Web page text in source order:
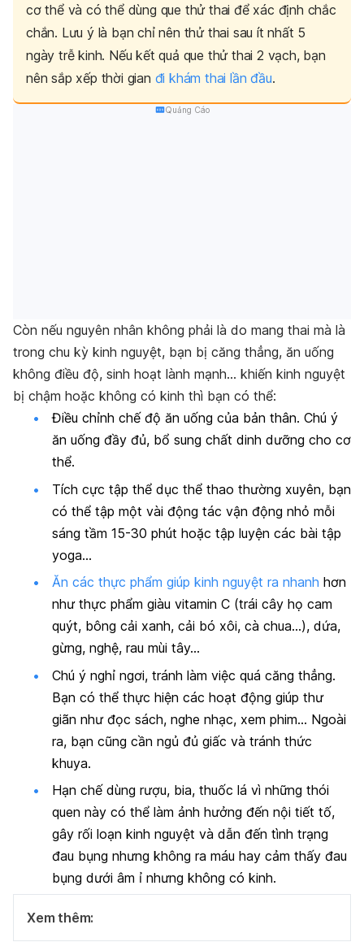
cơ thể và có thể dùng que thử thai để xác định chắc
chắn. Lưu ý là bạn chỉ nên thử thai sau ít nhất 5
ngày trễ kinh. Nếu kết quả que thử thai 2 vạch, bạn
nên sắp xếp thời gian đi khám thai lần đầu.
Quảng Cáo
Còn nếu nguyên nhân không phải là do mang thai mà là
trong chu kỳ kinh nguyệt, bạn bị căng thẳng, ăn uống
không điều độ, sinh hoạt lành mạnh… khiến kinh nguyệt
bị chậm hoặc không có kinh thì bạn có thể:
Điều chỉnh chế độ ăn uống của bản thân. Chú ý
ăn uống đầy đủ, bổ sung chất dinh dưỡng cho cơ
thể.
Tích cực tập thể dục thể thao thường xuyên, bạn
có thể tập một vài động tác vận động nhỏ mỗi
sáng tầm 15-30 phút hoặc tập luyện các bài tập
yoga…
Ăn các thực phẩm giúp kinh nguyệt ra nhanh hơn
như thực phẩm giàu vitamin C (trái cây họ cam
quýt, bông cải xanh, cải bó xôi, cà chua…), dứa,
gừng, nghệ, rau mùi tây…
Chú ý nghỉ ngơi, tránh làm việc quá căng thẳng.
Bạn có thể thực hiện các hoạt động giúp thư
giãn như đọc sách, nghe nhạc, xem phim… Ngoài
ra, bạn cũng cần ngủ đủ giấc và tránh thức
khuya.
Hạn chế dùng rượu, bia, thuốc lá vì những thói
quen này có thể làm ảnh hưởng đến nội tiết tố,
gây rối loạn kinh nguyệt và dẫn đến tình trạng
đau bụng nhưng không ra máu hay cảm thấy đau
bụng dưới âm ỉ nhưng không có kinh.
Xem thêm: